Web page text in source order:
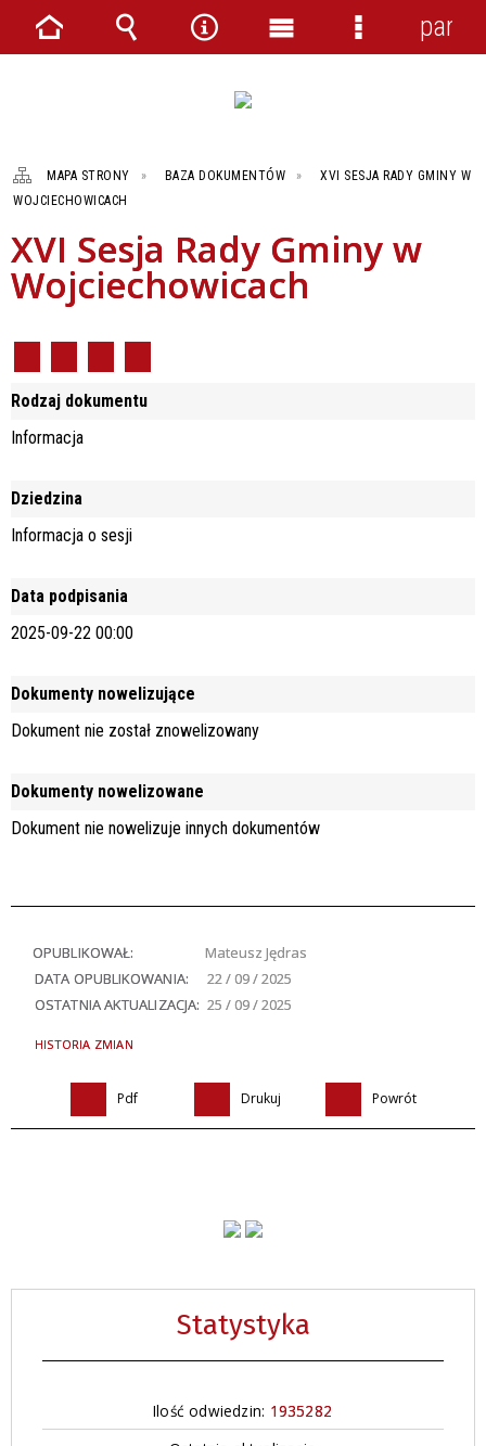
Statystyka
Ilość odwiedzin: 1935282
MAPA STRONY BAZA DOKUMENTÓW
XVI SESJA RADY GMINY W
WOJCIECHOWICACH
XVI Sesja Rady Gminy w
Wojciechowicach
Rodzaj dokumentu
Informacja
Dziedzina
Informacja o sesji
Data podpisania
2025-09-22 00:00
Dokumenty nowelizujące
Dokument nie został znowelizowany
Dokumenty nowelizowane
Dokument nie nowelizuje innych dokumentów
OPUBLIKOWAŁ:
Mateusz Jędras
DATA OPUBLIKOWANIA:
22 / 09 / 2025
OSTATNIA AKTUALIZACJA: 25 / 09 / 2025
HISTORIA ZMIAN
Pdf Drukuj Powrót
Strona Wyszukiwarka
NarzędziaMenu
Menu
panel